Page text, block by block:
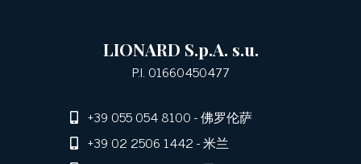
LIONARD S.p.A. s.u.
P.I. 01660450477
+39 055 054 8100- 佛罗伦萨
+39 02 2506 1442- 米兰